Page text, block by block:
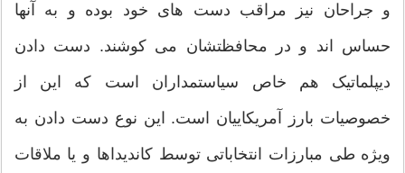
و جراحان نیز مراقب دست های خود بوده و به آنها
حساس اند و در محافظتشان می کوشند. دست دادن
دیپلماتیک هم خاص سیاستمداران است که این از
خصوصیات بارز آمریکاییان است. این نوع دست دادن به
ویژه طی مبارزات انتخاباتی توسط کاندیداها و یا ملاقات